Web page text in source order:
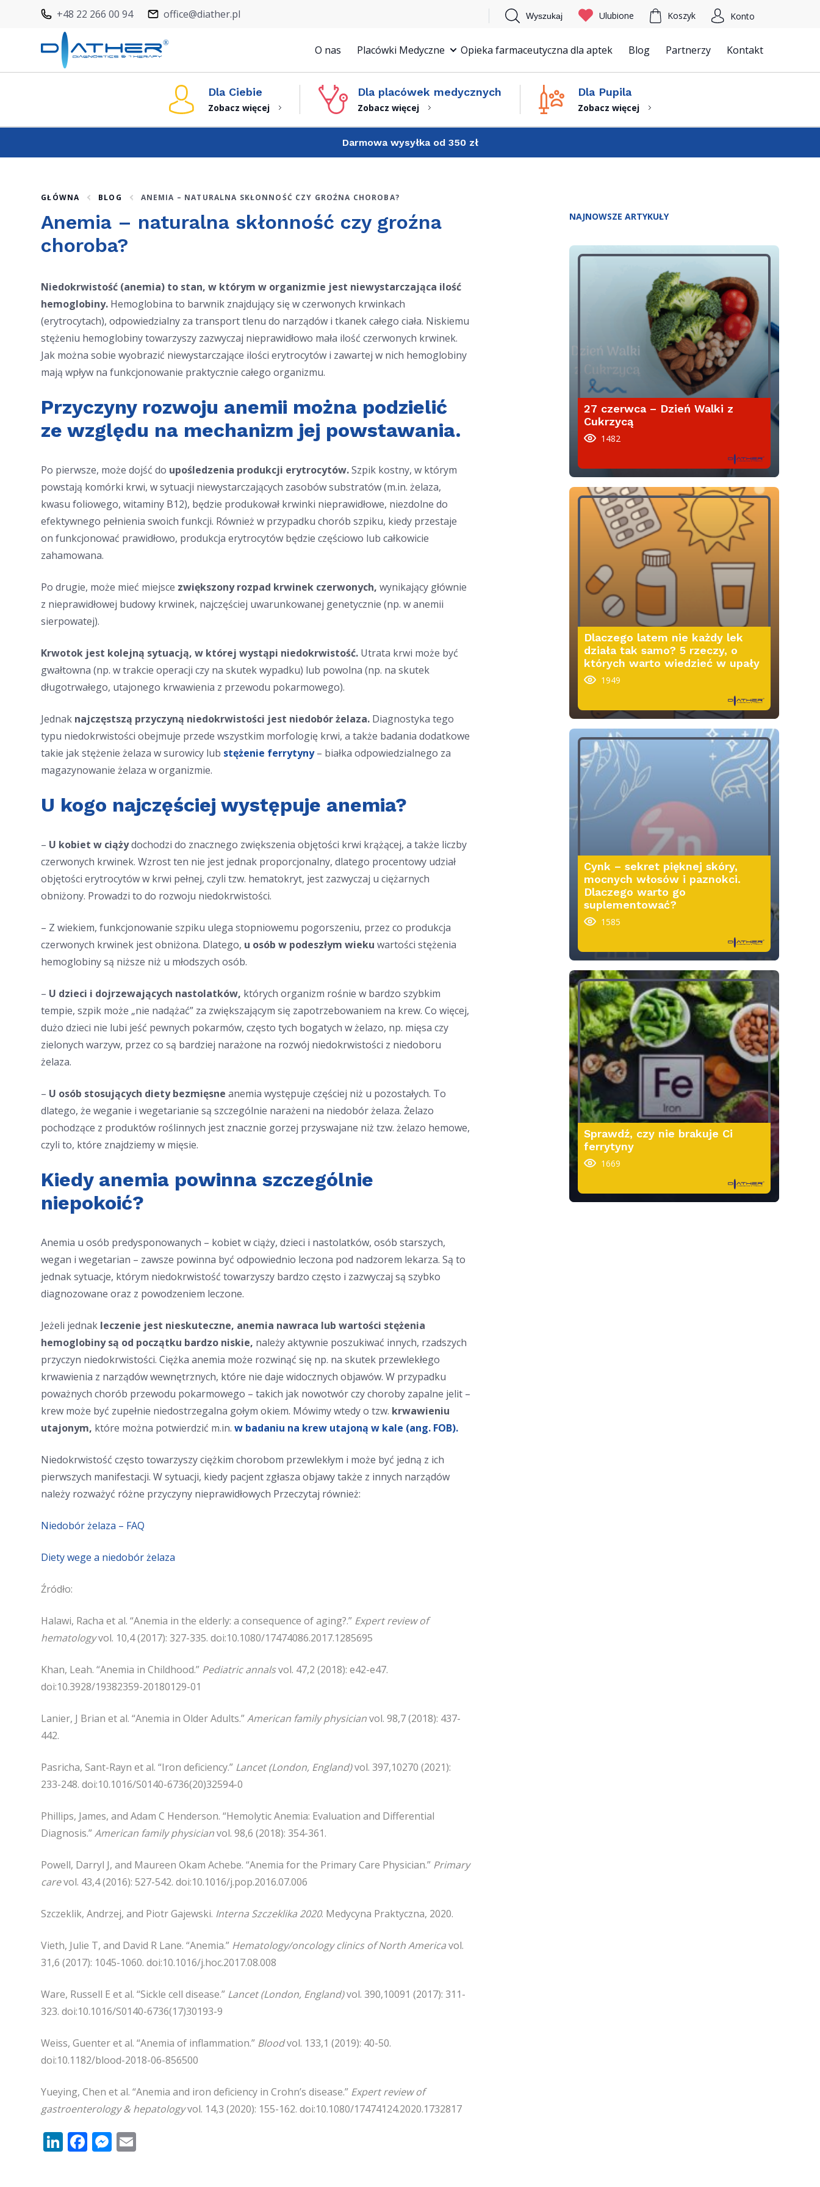
+48 22 266 00 94 office@diather.pl
O nas Placówki Medyczne Opieka farmaceutyczna dla aptek Blog Partnerzy Kontakt
Wyszukaj Ulubione Koszyk Konto
Dla Ciebie
Zobacz więcej
Dla placówek medycznych
Zobacz więcej
Dla Pupila
Zobacz więcej
Darmowa wysyłka od 350 zł
GŁÓWNA BLOG ANEMIA – NATURALNA SKŁONNOŚĆ CZY GROŹNA CHOROBA?
Anemia – naturalna skłonność czy groźna
choroba?
Niedokrwistość (anemia) to stan, w którym w organizmie jest niewystarczająca ilość
hemoglobiny. Hemoglobina to barwnik znajdujący się w czerwonych krwinkach
(erytrocytach), odpowiedzialny za transport tlenu do narządów i tkanek całego ciała. Niskiemu
stężeniu hemoglobiny towarzyszy zazwyczaj nieprawidłowo mała ilość czerwonych krwinek.
Jak można sobie wyobrazić niewystarczające ilości erytrocytów i zawartej w nich hemoglobiny
mają wpływ na funkcjonowanie praktycznie całego organizmu.
Przyczyny rozwoju anemii można podzielić
ze względu na mechanizm jej powstawania.
Po pierwsze, może dojść do upośledzenia produkcji erytrocytów.Szpik kostny, w którym
powstają komórki krwi, w sytuacji niewystarczających zasobów substratów (m.in. żelaza,
kwasu foliowego, witaminy B12), będzie produkował krwinki nieprawidłowe, niezdolne do
efektywnego pełnienia swoich funkcji. Również w przypadku chorób szpiku, kiedy przestaje
on funkcjonować prawidłowo, produkcja erytrocytów będzie częściowo lub całkowicie
zahamowana.
Po drugie, może mieć miejsce zwiększony rozpad krwinek czerwonych, wynikający głównie
z nieprawidłowej budowy krwinek, najczęściej uwarunkowanej genetycznie (np. w anemii
sierpowatej).
Krwotok jest kolejną sytuacją, w której wystąpi niedokrwistość. Utrata krwi może być
gwałtowna (np. w trakcie operacji czy na skutek wypadku) lub powolna (np. na skutek
długotrwałego, utajonego krwawienia z przewodu pokarmowego).
Jednak najczęstszą przyczyną niedokrwistości jest niedobór żelaza. Diagnostyka tego
typu niedokrwistości obejmuje przede wszystkim morfologię krwi, a także badania dodatkowe
takie jak stężenie żelaza w surowicy lub stężenie ferrytyny– białka odpowiedzialnego za
magazynowanie żelaza w organizmie.
U kogo najczęściej występuje anemia?
– U kobiet w ciążydochodzi do znacznego zwiększenia objętości krwi krążącej, a także liczby
czerwonych krwinek. Wzrost ten nie jest jednak proporcjonalny, dlatego procentowy udział
objętości erytrocytów w krwi pełnej, czyli tzw. hematokryt, jest zazwyczaj u ciężarnych
obniżony. Prowadzi to do rozwoju niedokrwistości.
– Z wiekiem, funkcjonowanie szpiku ulega stopniowemu pogorszeniu, przez co produkcja
czerwonych krwinek jest obniżona. Dlatego, u osób w podeszłym wieku wartości stężenia
hemoglobiny są niższe niż u młodszych osób.
– U dzieci i dojrzewających nastolatków, których organizm rośnie w bardzo szybkim
tempie, szpik może „nie nadążać” za zwiększającym się zapotrzebowaniem na krew. Co więcej,
dużo dzieci nie lubi jeść pewnych pokarmów, często tych bogatych w żelazo, np. mięsa czy
zielonych warzyw, przez co są bardziej narażone na rozwój niedokrwistości z niedoboru
żelaza.
– U osób stosujących diety bezmięsne anemia występuje częściej niż u pozostałych. To
dlatego, że weganie i wegetarianie są szczególnie narażeni na niedobór żelaza. Żelazo
pochodzące z produktów roślinnych jest znacznie gorzej przyswajane niż tzw. żelazo hemowe,
czyli to, które znajdziemy w mięsie.
Kiedy anemia powinna szczególnie
niepokoić?
Anemia u osób predysponowanych – kobiet w ciąży, dzieci i nastolatków, osób starszych,
wegan i wegetarian – zawsze powinna być odpowiednio leczona pod nadzorem lekarza. Są to
jednak sytuacje, którym niedokrwistość towarzyszy bardzo często i zazwyczaj są szybko
diagnozowane oraz z powodzeniem leczone.
Jeżeli jednak leczenie jest nieskuteczne, anemia nawraca lub wartości stężenia
hemoglobiny są od początku bardzo niskie, należy aktywnie poszukiwać innych, rzadszych
przyczyn niedokrwistości. Ciężka anemia może rozwinąć się np. na skutek przewlekłego
krwawienia z narządów wewnętrznych, które nie daje widocznych objawów. W przypadku
poważnych chorób przewodu pokarmowego – takich jak nowotwór czy choroby zapalne jelit –
krew może być zupełnie niedostrzegalna gołym okiem. Mówimy wtedy o tzw. krwawieniu
utajonym, które można potwierdzić m.in.w badaniu na krew utajoną w kale (ang. FOB).
Niedokrwistość często towarzyszy ciężkim chorobom przewlekłym i może być jedną z ich
pierwszych manifestacji. W sytuacji, kiedy pacjent zgłasza objawy także z innych narządów
należy rozważyć różne przyczyny nieprawidłowych Przeczytaj również:
Niedobór żelaza – FAQ
Diety wege a niedobór żelaza
Źródło:
Halawi, Racha et al. “Anemia in the elderly: a consequence of aging?.” Expert review of
hematologyvol. 10,4 (2017): 327-335. doi:10.1080/17474086.2017.1285695
Khan, Leah. “Anemia in Childhood.” Pediatric annalsvol. 47,2 (2018): e42-e47.
doi:10.3928/19382359-20180129-01
Lanier, J Brian et al. “Anemia in Older Adults.”American family physicianvol. 98,7 (2018): 437-
442.
Pasricha, Sant-Rayn et al. “Iron deficiency.” Lancet (London, England)vol. 397,10270 (2021):
233-248. doi:10.1016/S0140-6736(20)32594-0
Phillips, James, and Adam C Henderson. “Hemolytic Anemia: Evaluation and Differential
Diagnosis.”American family physicianvol. 98,6 (2018): 354-361.
Powell, Darryl J, and Maureen Okam Achebe. “Anemia for the Primary Care Physician.” Primary
carevol. 43,4 (2016): 527-542. doi:10.1016/j.pop.2016.07.006
Szczeklik, Andrzej, and Piotr Gajewski. Interna Szczeklika 2020. Medycyna Praktyczna, 2020.
Vieth, Julie T, and David R Lane. “Anemia.” Hematology/oncology clinics of North Americavol.
31,6 (2017): 1045-1060. doi:10.1016/j.hoc.2017.08.008
Ware, Russell E et al. “Sickle cell disease.” Lancet (London, England)vol. 390,10091 (2017): 311-
323. doi:10.1016/S0140-6736(17)30193-9
Weiss, Guenter et al. “Anemia of inflammation.” Bloodvol. 133,1 (2019): 40-50.
doi:10.1182/blood-2018-06-856500
Yueying, Chen et al. “Anemia and iron deficiency in Crohn’s disease.” Expert review of
gastroenterology & hepatologyvol. 14,3 (2020): 155-162. doi:10.1080/17474124.2020.1732817
LinkedIn
Facebook
Messenger
NAJNOWSZE ARTYKUŁY
27 czerwca – Dzień Walki z
Cukrzycą
1482
Dlaczego latem nie każdy lek
działa tak samo? 5 rzeczy, o
których warto wiedzieć w upały
1949
Cynk – sekret pięknej skóry,
mocnych włosów i paznokci.
Dlaczego warto go
suplementować?
1585
Sprawdź, czy nie brakuje Ci
ferrytyny
1669